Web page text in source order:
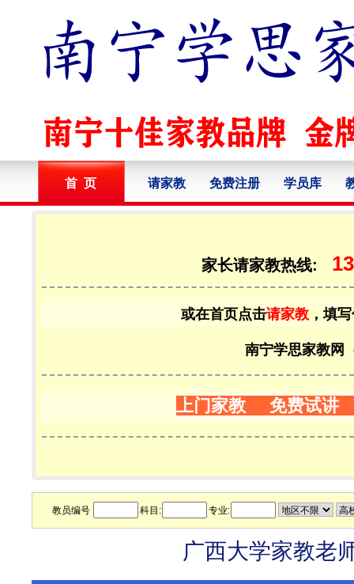
首 页 请家教 免费注册 学员库
家长请家教热线:
或在首页点击请家教 ，填
南宁学思家教网
上门家教 免费试讲
教员编号 科目: 专业:
广西大学家教老